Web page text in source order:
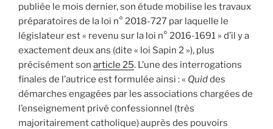
publiée le mois dernier, son étude mobilise les travaux
préparatoires de la loi n° 2018-727 par laquelle le
législateur est « revenu sur la loi n° 2016-1691 » d’il y a
exactement deux ans (dite « loi Sapin 2 »), plus
précisément son article 25. L’une des interrogations
finales de l’autrice est formulée ainsi : « Quiddes
démarches engagées par les associations chargées de
l’enseignement privé confessionnel (très
majoritairement catholique) auprès des pouvoirs